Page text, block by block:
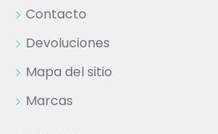
Contacto
Devoluciones
Mapa del sitio
Marcas